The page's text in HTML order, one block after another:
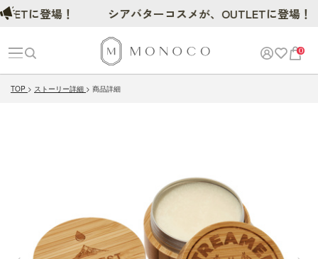
0
TOP ストーリー詳細 商品詳細
登場！ シアバターコスメが、OUTLETに登場！